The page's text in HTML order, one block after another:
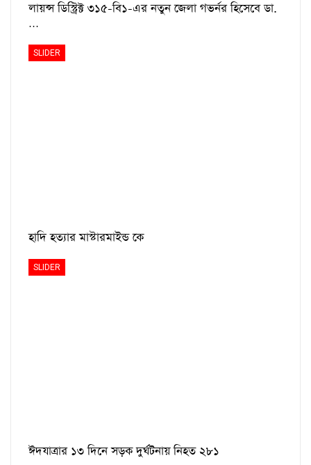
লায়ন্স ডিস্ট্রিক্ট ৩১৫-বি১-এর নতুন জেলা গভর্নর হিসেবে ডা.
…
SLIDER
হাদি হত্যার মাস্টারমাইন্ড কে
SLIDER
ঈদযাত্রার ১৩ দিনে সড়ক দুর্ঘটনায় নিহত ২৮১